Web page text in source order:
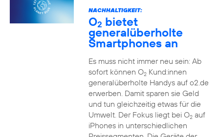
NACHHALTIGKEIT:
O2 bietet
generalüberholte
Smartphones an
Es muss nicht immer neu sein: Ab
sofort können O2Kund:innen
generalüberholte Handys auf o2.de
erwerben. Damit sparen sie Geld
und tun gleichzeitig etwas für die
Umwelt. Der Fokus liegt bei O2auf
iPhones in unterschiedlichen